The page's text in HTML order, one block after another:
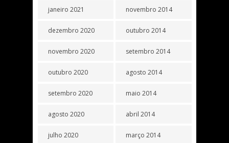
janeiro 2021
dezembro 2020
novembro 2020
outubro 2020
setembro 2020
agosto 2020
julho 2020
novembro 2014
outubro 2014
setembro 2014
agosto 2014
maio 2014
abril 2014
março 2014